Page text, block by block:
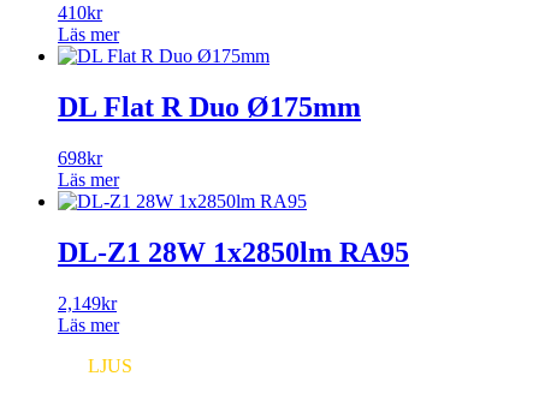
410kr
Läs mer
DL Flat R Duo Ø175mm
698kr
Läs mer
DL-Z1 28W 1x2850lm RA95
2,149kr
Läs mer
LJUS